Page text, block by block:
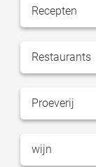
Recepten
Restaurants
Proeverij
wijn